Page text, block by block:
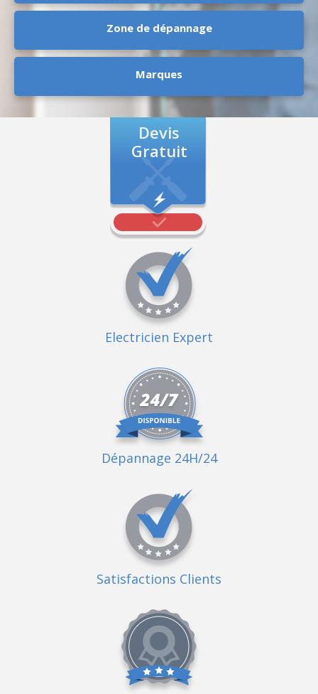
Zone de dépannage
Marques
Devis
Gratuit
Electricien Expert
Dépannage 24H/24
Satisfactions Clients